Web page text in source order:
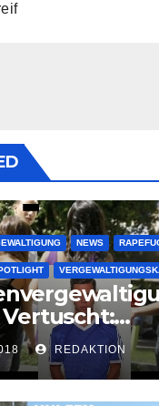
NEWS
Vertuscht:
Gang
REDAKTION